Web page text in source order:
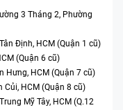
3 Tháng 2, Phường
Định, HCM (Quận 1 cũ)
(Quận 6 cũ)
Hưng, HCM (Quận 7 cũ)
Củi, HCM (Quận 8 cũ)
Mỹ Tây, HCM (Q.12